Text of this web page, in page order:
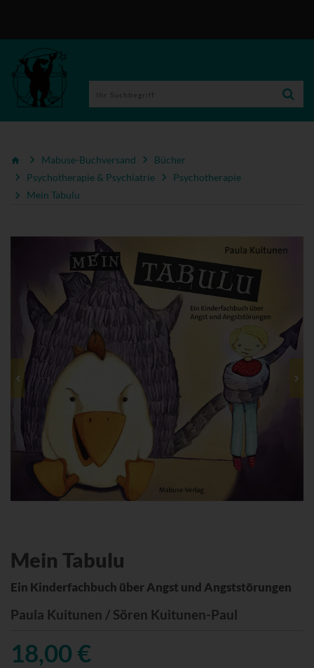
Mabuse-Buchversand
Bücher
Psychotherapie & Psychiatrie
Psychotherapie
Mein Tabulu
Mein Tabulu
Ein Kinderfachbuch über Angst und Angststörungen
Paula Kuitunen / Sören Kuitunen-Paul
18,00 €